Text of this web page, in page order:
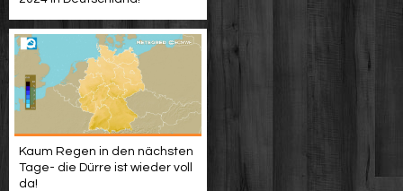
Kaum Regen in den nächsten
Tage- die Dürre ist wieder voll
da!